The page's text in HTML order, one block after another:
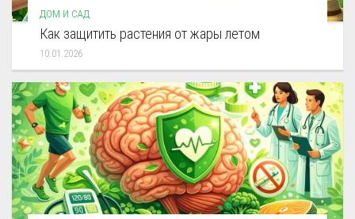
ДОМ И САД
Как защитить растения от жары летом
10.01.2026